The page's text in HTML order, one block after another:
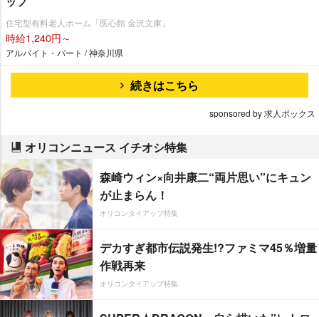
住宅型有料老人ホーム「医心館 金沢文庫」
時給1,240円～
アルバイト・パート / 神奈川県
続きはこちら
sponsored by 求人ボックス
オリコンニュース イチオシ特集
森崎ウィン×向井康二“両片思い”にキュン
が止まらん！
オリコンタイアップ特集
デカすぎ都市伝説発生!?ファミマ45％増量
作戦再来
オリコンタイアップ特集